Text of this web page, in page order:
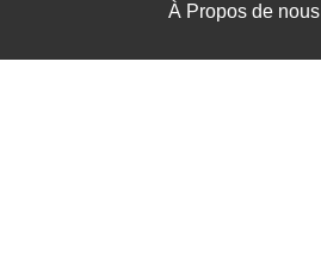
À Propos de nous